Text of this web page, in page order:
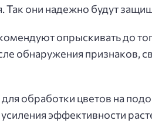
они надежно будут
опрыскивать до
обнаружения признаков,
обработки цветов на
эффективности